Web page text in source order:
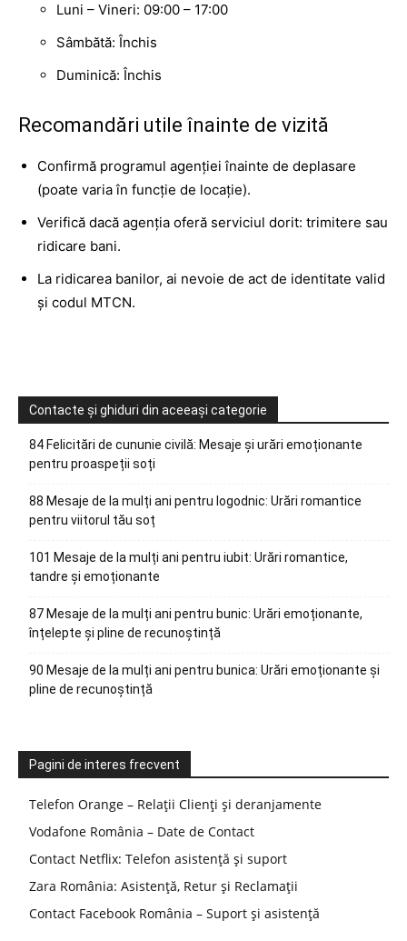
Luni – Vineri: 09:00 – 17:00
Sâmbătă: Închis
Duminică: Închis
Recomandări utile înainte de vizită
Confirmă programul agenției înainte de deplasare
(poate varia în funcție de locație).
Verifică dacă agenția oferă serviciul dorit: trimitere sau
ridicare bani.
La ridicarea banilor, ai nevoie de act de identitate valid
și codul MTCN.
Contacte și ghiduri din aceeași categorie
84 Felicitări de cununie civilă: Mesaje și urări emoționante
pentru proaspeții soți
88 Mesaje de la mulți ani pentru logodnic: Urări romantice
pentru viitorul tău soț
101 Mesaje de la mulți ani pentru iubit: Urări romantice,
tandre și emoționante
87 Mesaje de la mulți ani pentru bunic: Urări emoționante,
înțelepte și pline de recunoștință
90 Mesaje de la mulți ani pentru bunica: Urări emoționante și
pline de recunoștință
Pagini de interes frecvent
Telefon Orange – Relații Clienți și deranjamente
Vodafone România – Date de Contact
Contact Netflix: Telefon asistență și suport
Zara România: Asistență, Retur și Reclamații
Contact Facebook România – Suport și asistență